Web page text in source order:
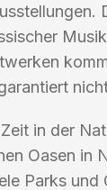
in der
Oasen in
Parks und